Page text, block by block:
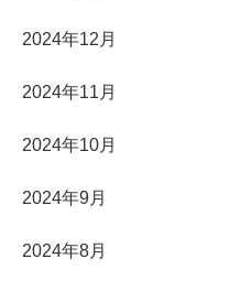
2024年12月
2024年11月
2024年10月
2024年9月
2024年8月